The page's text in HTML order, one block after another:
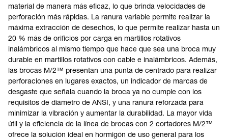
material de manera más eficaz, lo que brinda velocidades de
perforación más rápidas. La ranura variable permite realizar la
máxima extracción de desechos, lo que permite realizar hasta un
20 % más de orificios por carga en martillos rotativos
inalámbricos al mismo tiempo que hace que sea una broca muy
durable en martillos rotativos con cable e inalámbricos. Además,
las brocas M/2™ presentan una punta de centrado para realizar
perforaciones en lugares exactos, un indicador de marcas de
desgaste que señala cuando la broca ya no cumple con los
requisitos de diámetro de ANSI, y una ranura reforzada para
minimizar la vibración y aumentar la durabilidad. La mayor vida
útil y la eficiencia de la línea de brocas con 2 cortadores M/2™
ofrece la solución ideal en hormigón de uso general para los